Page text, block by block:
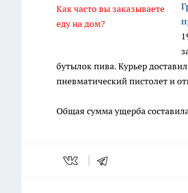
Как часто вы заказываете
еду на дом?
бутылок пива. Курьер
пневматический пистолет и
Общая сумма ущерба